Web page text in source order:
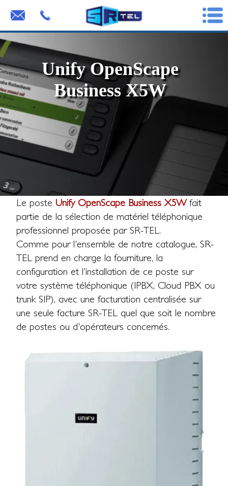
Unify OpenScape
Business X5W
Le poste Unify OpenScape Business X5Wfait
partie de la sélection de matériel téléphonique
professionnel proposée par SR-TEL.
Comme pour l'ensemble de notre catalogue, SR-
TEL prend en charge la fourniture, la
configuration et l'installation de ce poste sur
votre système téléphonique (IPBX, Cloud PBX ou
trunk SIP), avec une facturation centralisée sur
une seule facture SR-TEL quel que soit le nombre
de postes ou d'opérateurs concernés.